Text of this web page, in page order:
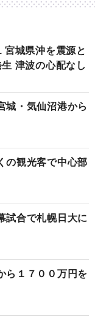
宮城県沖を震源と
津波の心配なし
・気仙沼港から
観光客で中心部
合で札幌日大に
ら１７００万円を